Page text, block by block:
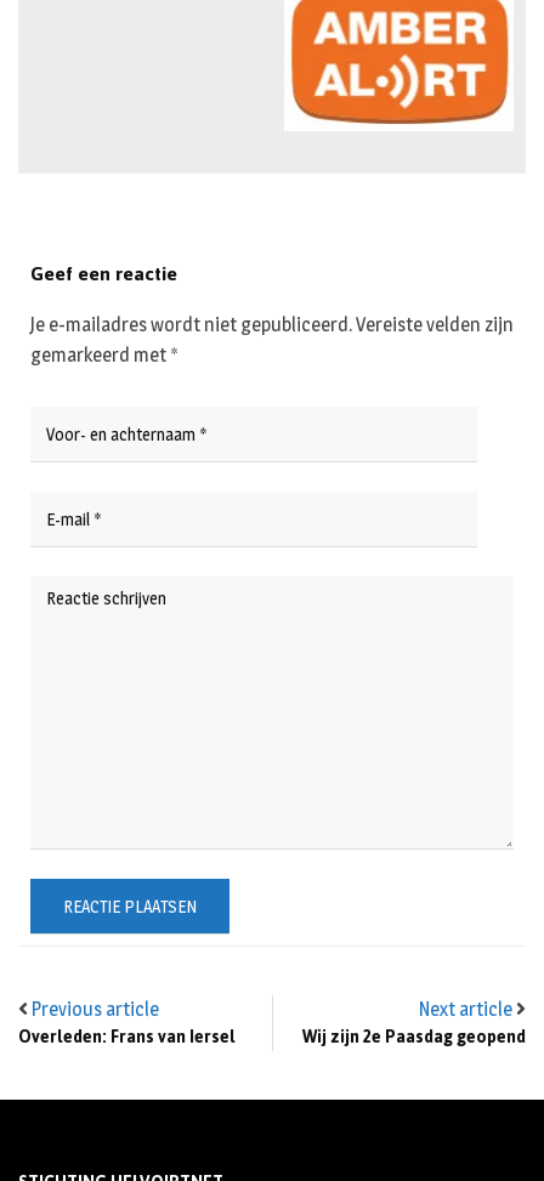
Previous article
Overleden: Frans van Iersel
Next article
Wij zijn 2e Paasdag geopend
Geef een reactie
Je e-mailadres wordt niet gepubliceerd.Vereiste velden zijn
gemarkeerd met *